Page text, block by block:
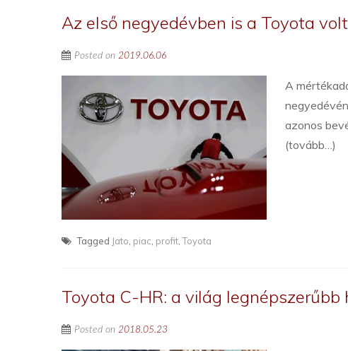
Az első negyedévben is a Toyota
Posted on 2019.06.06
A
azonos
(tovább…)
Tagged Jato piac profit ,Toyota
Toyota C-HR: a világ
Posted on 2018.05.23